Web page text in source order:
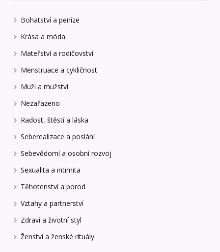
Bohatství a peníze
Krása a móda
Mateřství a rodičovství
Menstruace a cykličnost
Muži a mužství
Nezařazeno
Radost, štěstí a láska
Seberealizace a poslání
Sebevědomí a osobní rozvoj
Sexualita a intimita
Těhotenství a porod
Vztahy a partnerství
Zdraví a životní styl
Ženství a ženské rituály